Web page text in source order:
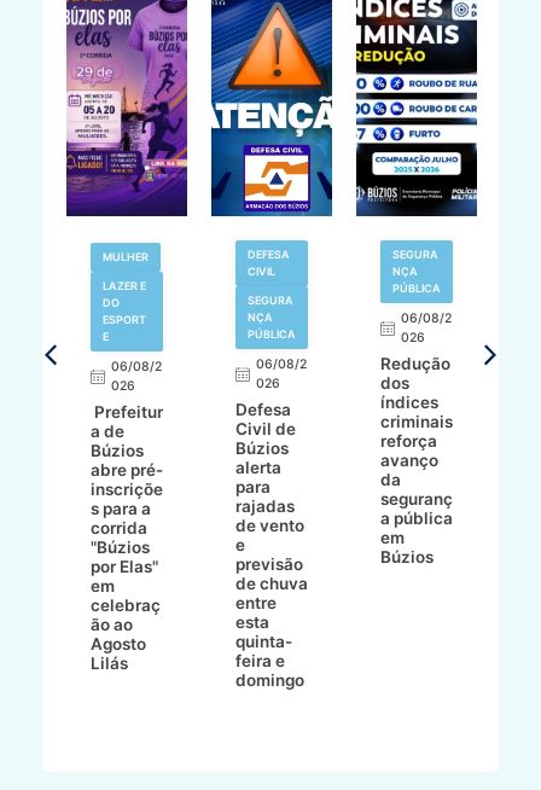
MULHER
LAZER E
DO
ESPORT
E
06/08/2
026
Prefeitur
a de
Búzios
abre pré-
inscriçõe
s para a
corrida
"Búzios
por Elas"
em
celebraç
ão ao
Agosto
Lilás
DEFESA
CIVIL
SEGURA
NÇA
PÚBLICA
06/08/2
026
Defesa
Civil de
Búzios
alerta
para
rajadas
de vento
e
previsão
de chuva
entre
esta
quinta-
feira e
domingo
SEGURA
NÇA
PÚBLICA
06/08/2
026
Redução
dos
índices
criminais
reforça
avanço
da
seguranç
a pública
em
Búzios